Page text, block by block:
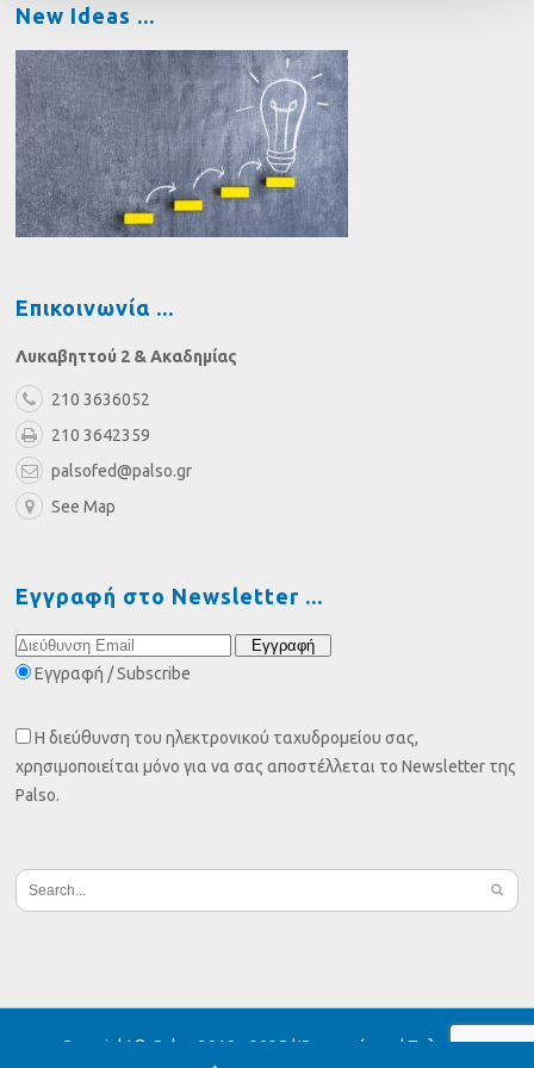
New Ideas
Επικοινωνία
Λυκαβηττού 2 & Ακαδημίας
210 3636052
210 3642359
palsofed@palso.gr
See Map
Εγγραφή στο Newsletter
Εγγραφή / Subscribe
Η διεύθυνση του ηλεκτρονικού ταχυδρομείου σας,
χρησιμοποιείται μόνο για να σας αποστέλλεται το Newsletter της
Palso.
Copyright© Palso 2019 - 2025 |Όροι χρήσης |Πολιτική